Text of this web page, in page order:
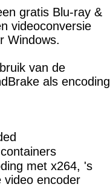
gratis Blu-ray &
videoconversie
Windows.
van de
als encoding
met x264, 's
video encoder